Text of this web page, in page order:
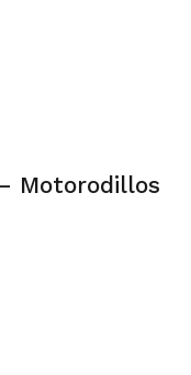
Motorodillos